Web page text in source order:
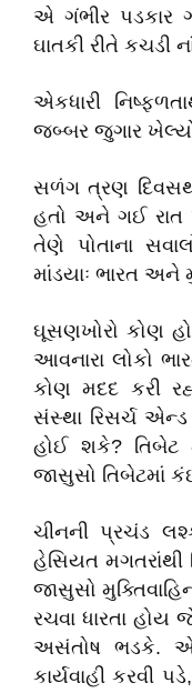
એ ગંભીર
ઘાતકી રીતે
એકધારી
જબ્બર જુગાર
સળંગ ત્રણ
હતો અને ગઈ રાત
તેણે પોતાના
માંડયાઃ ભારત અને
ઘૂસણખોરો કોણ
આવનારા લોકો
કોણ મદદ કરી
સંસ્થા રિસર્ચ એન્ડ
હોઈ શકે? તિબેટ
જાસુસો તિબેટમાં
ચીનની પ્રચંડ
હેસિયત મગતરાંથી
જાસુસો
રચવા ધારતા હોય
અસંતોષ ભડકે. એ
કાર્યવાહી કરવી